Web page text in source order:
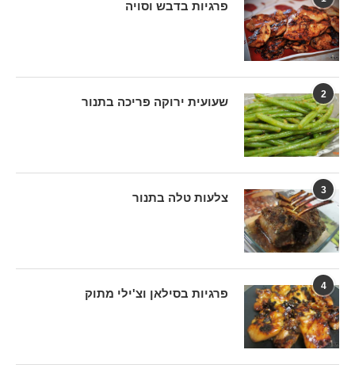
פרגיות בדבש וסויה
2
שעועית ירוקה פריכה בתנור
3
צלעות טלה בתנור
4
פרגיות בסילאן וצ'ילי מתוק